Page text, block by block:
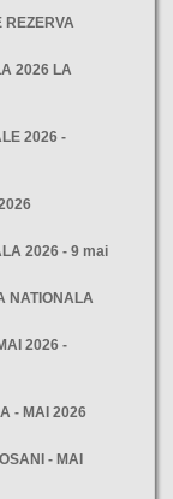
REZERVA
2026 LA
2026 -
2026 - 9 mai
NATIONALA
2026 -
- MAI 2026
- MAI